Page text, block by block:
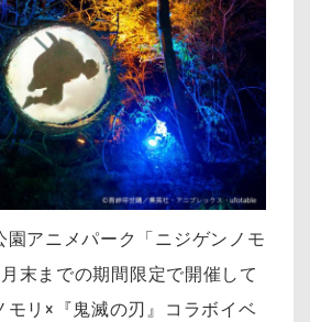
園アニメパーク「ニジゲンノモ
末までの期間限定で開催して
モリ×『鬼滅の刃』コラボイベ